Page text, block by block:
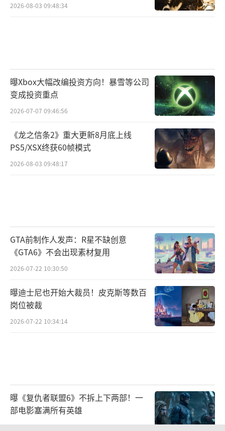
2026-08-03 09:48:34
曝Xbox大幅改编投资方向！暴雪等公司
变成投资重点
2026-07-07 09:46:56
《龙之信条2》重大更新8月底上线
PS5/XSX终获60帧模式
2026-08-03 09:48:17
GTA前制作人发声：R星不缺创意
《GTA6》不会出现素材复用
2026-07-22 10:30:50
曝迪士尼也开始大裁员！皮克斯等数百
岗位被裁
2026-07-22 10:34:14
曝《复仇者联盟6》不拆上下两部！一
部电影塞满所有英雄
2026-07-22 10:33:16